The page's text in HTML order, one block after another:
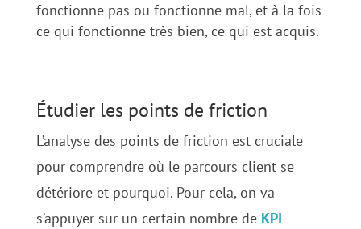
fonctionne pas ou fonctionne mal, et à la fois
ce qui fonctionne très bien, ce qui est acquis.
Étudier les points de friction
L’analyse des points de friction est cruciale
pour comprendre où le parcours client se
détériore et pourquoi. Pour cela, on va
s’appuyer sur un certain nombre de KPI